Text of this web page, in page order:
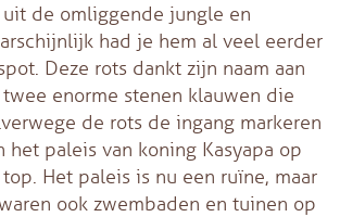
de omliggende jungle en
had je hem al veel eerder
Deze rots dankt zijn naam aan
enorme stenen klauwen die
de rots de ingang markeren
het paleis van koning Kasyapa op
Het paleis is nu een ruïne, maar
ook zwembaden en tuinen op